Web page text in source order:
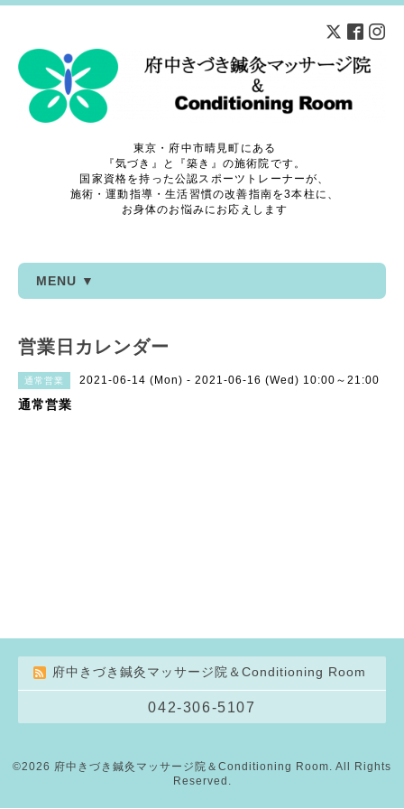
東京・府中市晴見町にある
『気づき』と『築き』の施術院です。
国家資格を持った公認スポーツトレーナーが、
施術・運動指導・生活習慣の改善指南を3本柱に、
お身体のお悩みにお応えします
MENU ▼
営業日カレンダー
通常営業 2021-06-14 (Mon) - 2021-06-16 (Wed) 10:00～21:00
通常営業
府中きづき鍼灸マッサージ院＆Conditioning Room
042-306-5107
©2026 府中きづき鍼灸マッサージ院＆Conditioning Room . All Rights
Reserved.